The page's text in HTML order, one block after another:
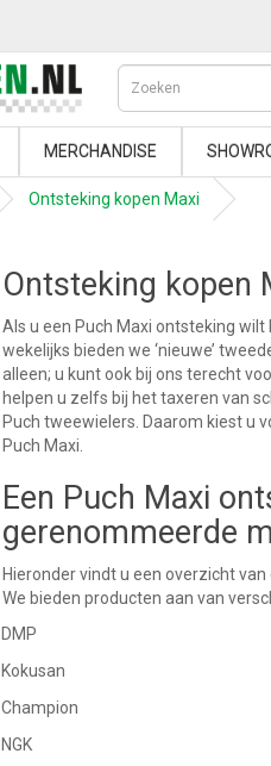
MERCHANDISE
Ontsteking kopen Maxi
Ontsteking kopen
Als u een Puch Maxi ontsteking wilt
wekelijks bieden we ‘nieuwe’
alleen; u kunt ook bij ons terecht
helpen u zelfs bij het taxeren van
Puch tweewielers. Daarom kiest u
Puch Maxi.
Een Puch Maxi
gerenommeerde
Hieronder vindt u een overzicht
We bieden producten aan van
DMP
Kokusan
Champion
NGK